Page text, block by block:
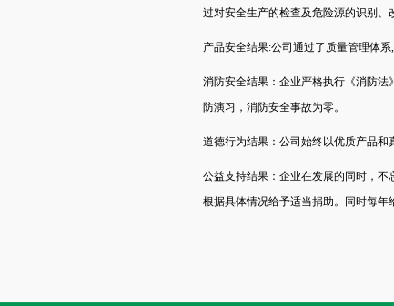
过对安全生产的检查及危险源的识别、
产品安全结果:公司通过了质量管理体
消防安全结果：企业严格执行《消防法
防演习，消防安全事故为零。
道德行为结果：公司始终以优质产品和
公益支持结果：企业在发展的同时，
根据具体情况给予适当捐助。同时每年